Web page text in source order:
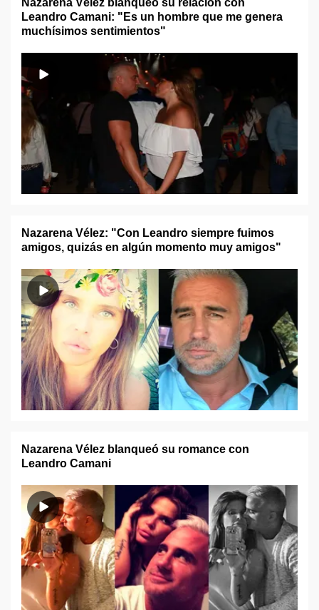
Nazarena Vélez blanqueó su relación con
Leandro Camani: "Es un hombre que me genera
muchísimos sentimientos"
Nazarena Vélez: "Con Leandro siempre fuimos
amigos, quizás en algún momento muy amigos"
Nazarena Vélez blanqueó su romance con
Leandro Camani